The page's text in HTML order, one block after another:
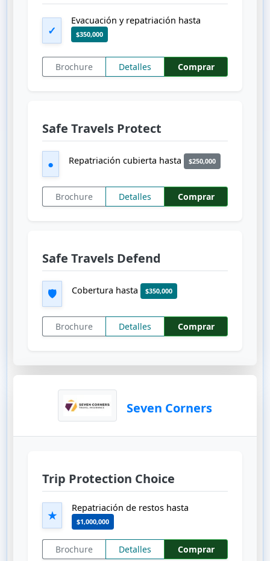
✓
Evacuación y repatriación hasta
$350,000
Brochure Detalles Comprar
Safe Travels Protect
● Repatriación cubierta hasta $250,000
Brochure Detalles Comprar
Safe Travels Defend
🛡️ Cobertura hasta $350,000
Brochure Detalles Comprar
Seven Corners
Trip Protection Choice
★
Repatriación de restos hasta
$1,000,000
Brochure Detalles Comprar